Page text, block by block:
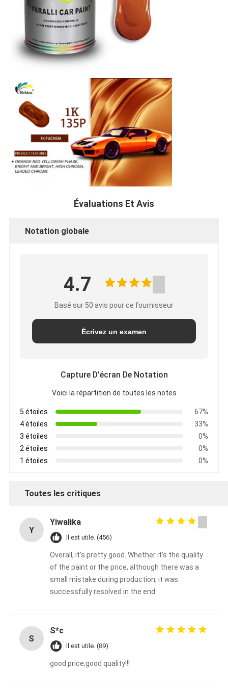
Évaluations Et Avis
Notation globale
4.7
Basé sur 50 avis pour ce fournisseur
Écrivez un examen
Capture D'écran De Notation
Voici la répartition de toutes les notes
5 étoiles
67%
4 étoiles
33%
3 étoiles
0%
2 étoiles
0%
1 étoiles
0%
Toutes les critiques
Y
Yiwalika
Il est utile. (456)
Overall, it's pretty good. Whether it's the quality
of the paint or the price, although there was a
small mistake during production, it was
successfully resolved in the end.
S
S*c
Il est utile. (89)
good price,good quality!!!